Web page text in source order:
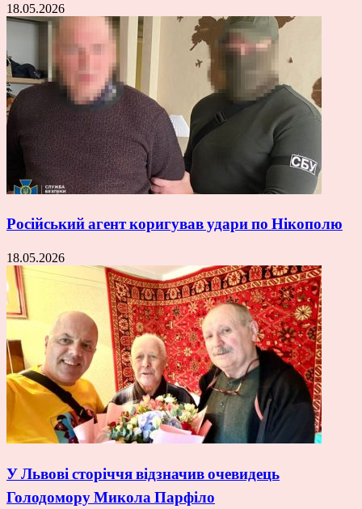
18.05.2026
Російський агент коригував удари по Нікополю
18.05.2026
У Львові сторіччя відзначив очевидець
Голодомору Микола Парфіло